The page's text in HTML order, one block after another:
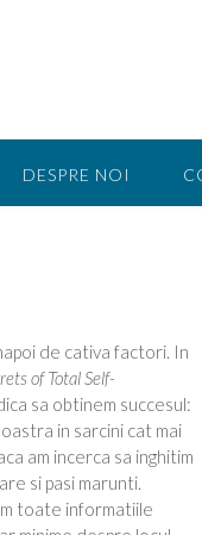
DESPRE NOI
de cativa factori. In
of Total Self-
sa obtinem succesul:
in sarcini cat mai
am incerca sa inghitim
si pasi marunti.
toate informatiile